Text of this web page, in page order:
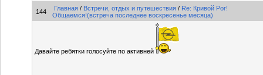
144 Главная / Встречи, отдых и путешествия / Re: Кривой Рог!
Общаемся!(встреча последнее воскресенье месяца)
Давайте ребятки голосуйте по активней